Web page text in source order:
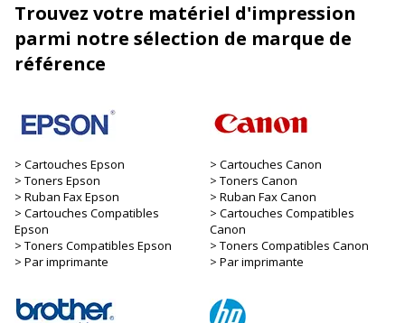
Trouvez votre matériel d'impression
parmi notre sélection de marque de
référence
Cartouches Epson
Toners Epson
Ruban Fax Epson
Cartouches Compatibles
Epson
Toners Compatibles Epson
Par imprimante
Cartouches Canon
Toners Canon
Ruban Fax Canon
Cartouches Compatibles
Canon
Toners Compatibles Canon
Par imprimante